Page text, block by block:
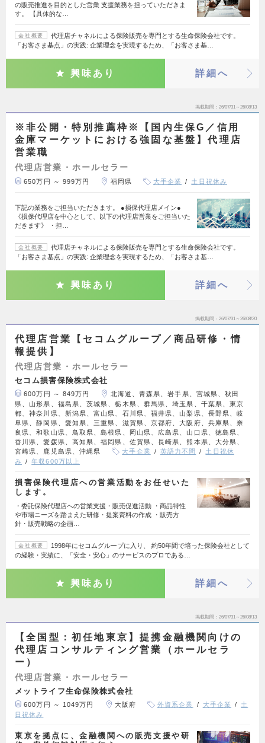
の販売推進を目的とした営業 支援業務を担っていただきま
す。 【具体的な…
会社概要
代理店チャネルによる保険販売を専門とする生命保険会社です。
「お客さま基点」の実践: 企業理念を実現するため、「お客さま基…
興味あり 詳細へ
掲載期間 26/07/31～26/08/13
※非公開・特別推薦枠※【国内生保G／信用
金庫マーケットにおける強固な基盤】代理店
営業職
代理店営業・ホールセラー
650万円 ～ 999万円 福岡県 大手企業 土日祝休み
下記の業務をご担当いただきます。 ●損保代理店メイン●
《損保代理店を中心として、以下の代理店営業をご担当いた
だきます》 ・担…
会社概要
代理店チャネルによる保険販売を専門とする生命保険会社です。
「お客さま基点」の実践: 企業理念を実現するため、「お客さま基…
興味あり 詳細へ
掲載期間 26/07/31～26/08/20
代理店営業【セコムグループ／商品研修・情
報提供】
代理店営業・ホールセラー
セコム損害保険株式会社
600万円 ～ 849万円
北海道、青森県、岩手県、宮城県、秋田
県、山形県、福島県、茨城県、栃木県、群馬県、埼玉県、千葉県、東京
都、神奈川県、新潟県、富山県、石川県、福井県、山梨県、長野県、岐
阜県、静岡県、愛知県、三重県、滋賀県、京都府、大阪府、兵庫県、奈
良県、和歌山県、鳥取県、島根県、岡山県、広島県、山口県、徳島県、
香川県、愛媛県、高知県、福岡県、佐賀県、長崎県、熊本県、大分県、
宮崎県、鹿児島県、沖縄県
大手企業 英語力不問
土日祝休
み
年収600万以上
損害保険代理店への営業活動をお任せいた
します。
・委託保険代理店への営業支援・販売促進活動 ・商品特性
や市場ニーズを踏まえた研修・提案資料の作成 ・販売方
針・販売戦略の企画…
会社概要
1998年にセコムグループに入り、 約50年間で培った保険会社として
の経験・実績に、「安全・安心」のサービスのプロである…
興味あり 詳細へ
掲載期間 26/07/31～26/08/13
【全国型：初任地東京】提携金融機関向けの
代理店コンサルティング営業（ホールセラ
ー）
代理店営業・ホールセラー
メットライフ生命保険株式会社
600万円 ～ 1049万円 大阪府 外資系企業 大手企業
土
日祝休み
東京を拠点に、金融機関への販売支援や研